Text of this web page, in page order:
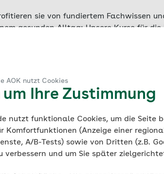
AOK nutzt Cookies
Ihre Zustimmung
nutzt funktionale Cookies, um die Seite
Komfortfunktionen (Anzeige einer
A/B-Tests) sowie von Dritten (z.B.
verbessern und um Sie später
sie von fundiertem Fachwissen
gesunden Alltag: Unsere Kurse für die
Leben einer Familie. Teilnehmende
Stressbewältigung und
Kursleitung erarbeiten Sie
weiterführenden Angeboten in Ihrer
Ihrer Familie. Sie sind neugierig
Familie? Dann kontaktieren Sie den
Kursinhalten und deren